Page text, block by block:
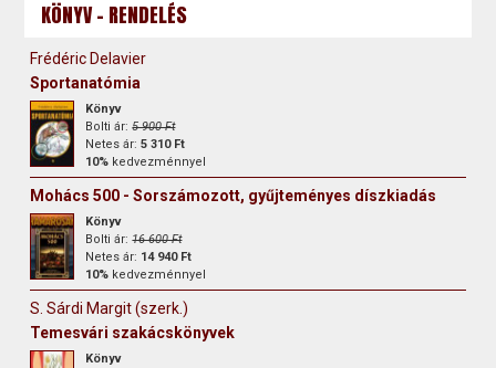
KÖNYV - RENDELÉS
Frédéric Delavier
Sportanatómia
Könyv
Bolti ár:5 900 Ft
Netes ár:5 310 Ft
10% kedvezménnyel
Mohács 500 - Sorszámozott, gyűjteményes díszkiadás
Könyv
Bolti ár:16 600 Ft
Netes ár: 14 940 Ft
10% kedvezménnyel
S. Sárdi Margit (szerk.)
Temesvári szakácskönyvek
Könyv